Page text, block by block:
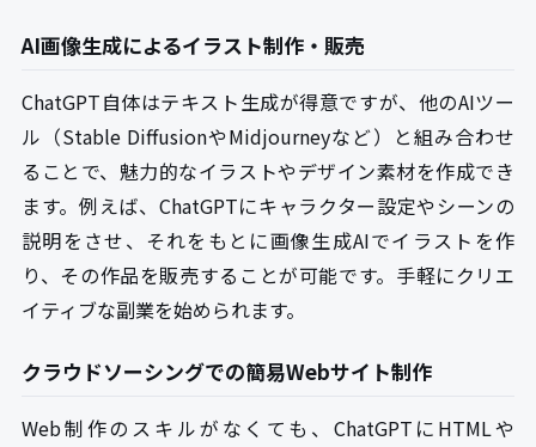
AI画像生成によるイラスト制作・販売
ChatGPT自体はテキスト生成が得意ですが、他のAIツー
ル（Stable DiffusionやMidjourneyなど）と組み合わせ
ることで、魅力的なイラストやデザイン素材を作成でき
ます。例えば、ChatGPTにキャラクター設定やシーンの
説明をさせ、それをもとに画像生成AIでイラストを作
り、その作品を販売することが可能です。手軽にクリエ
イティブな副業を始められます。
クラウドソーシングでの簡易Webサイト制作
Web制作のスキルがなくても、ChatGPTにHTMLや